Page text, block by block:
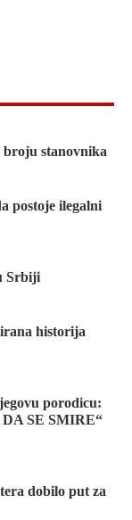
broju stanovnika
postoje ilegalni
Srbiji
historija
porodicu:
SE SMIRE“
dobilo put za